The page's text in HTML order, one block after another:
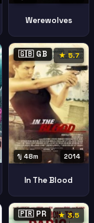
Werewolves
🇬🇧 GB ★ 5.7
2014
1j 48m
In The Blood
🇵🇷 PR ★ 3.5